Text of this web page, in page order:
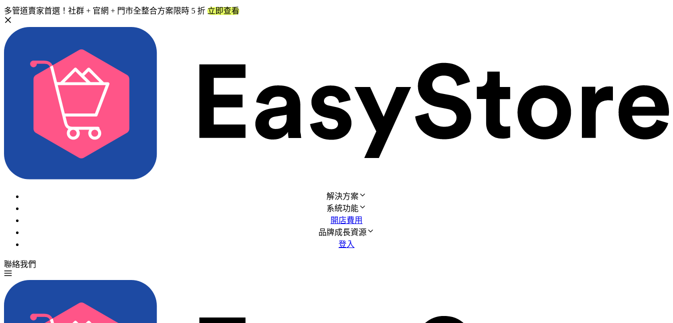
多管道賣家首選！社群 + 官網 + 門市全整合方案限時 5 折 立即查看
解決方案
系統功能
開店費用
品牌成長資源
登入
聯絡我們